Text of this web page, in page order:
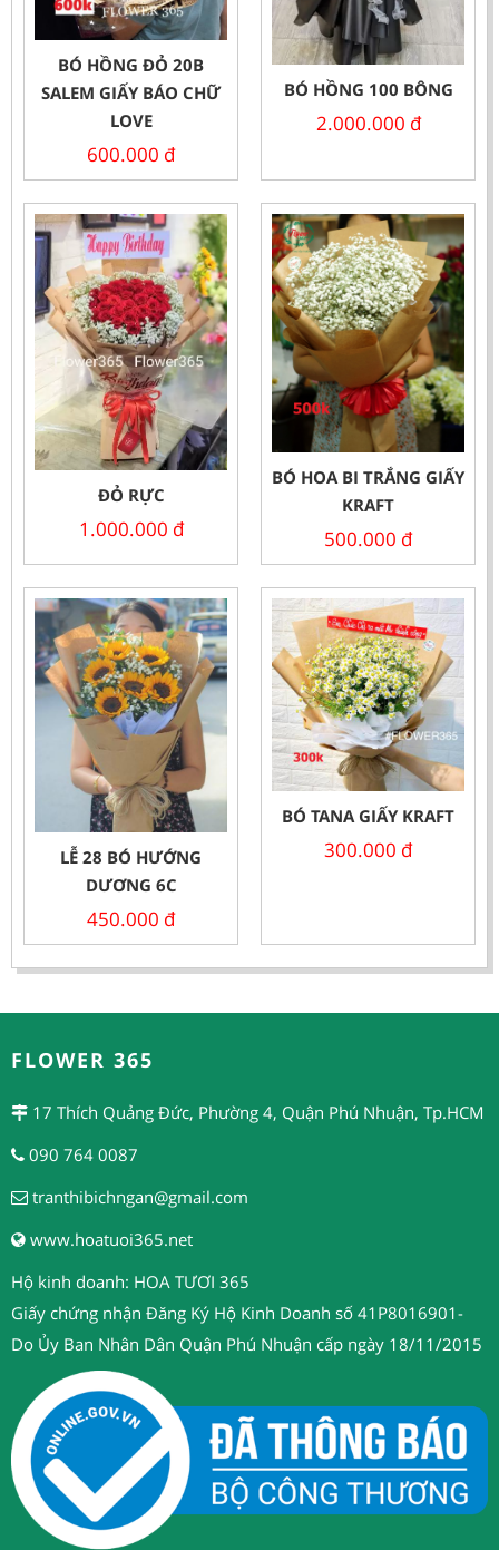
BÓ HỒNG ĐỎ 20B
SALEM GIẤY BÁO CHỮ
LOVE
600.000 đ
BÓ HỒNG 100 BÔNG
2.000.000 đ
ĐỎ RỰC
1.000.000 đ
BÓ HOA BI TRẮNG GIẤY
KRAFT
500.000 đ
LỄ 28 BÓ HƯỚNG
DƯƠNG 6C
450.000 đ
BÓ TANA GIẤY KRAFT
300.000 đ
FLOWER 365
17 Thích Quảng Đức, Phường 4, Quận Phú Nhuận, Tp.HCM
090 764 0087
tranthibichngan@gmail.com
www.hoatuoi365.net
Hộ kinh doanh: HOA TƯƠI 365
Giấy chứng nhận Đăng Ký Hộ Kinh Doanh số 41P8016901-
Do Ủy Ban Nhân Dân Quận Phú Nhuận cấp ngày 18/11/2015